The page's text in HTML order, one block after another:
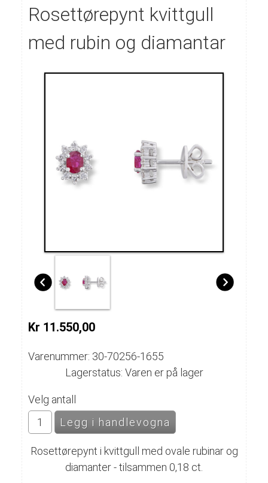
Rosettørepynt kvittgull
med rubin og diamantar
Kr 11.550,00
Varenummer: 30-70256-1655
Lagerstatus: Varen er på lager
Velg antall
Rosettørepynt i kvittgull med ovale rubinar og
diamanter - tilsammen 0,18 ct.